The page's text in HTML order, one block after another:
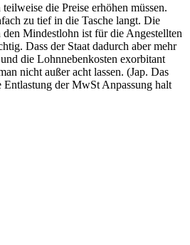
die Preise erhöhen müssen.
zu tief in die Tasche langt. Die
Mindestlohn ist für die Angestellten
Dass der Staat dadurch aber mehr
die Lohnnebenkosten exorbitant
nicht außer acht lassen. (Jap. Das
Entlastung der MwSt Anpassung halt